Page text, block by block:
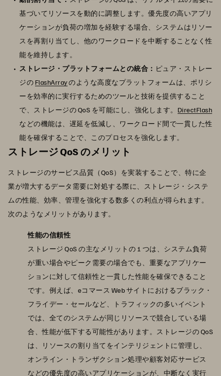
基づいてリソースを動的に調整します。優先度の高いアプリ
ケーションが負荷の増加を経験する場合、システムはリソー
スを再割り当てし、他のワークロードを中断することなく性
能を維持します。
ストレージ・プラットフォームとの統合： ピュア・ストレー
ジのFlashArrayのような高度なプラットフォームは、ポリシ
ーを効率的に実行するためのツールと技術を提供すること
で、ストレージの QoS を可能にし、強化します。 DirectFlash
などの機能は、遅延を低減し、ワークロード間で一貫した性
能を確保することで、このプロセスを強化します。
ストレージ QoS のメリット
ストレージのサービス品質（QoS）を実装することで、特に企
業が増大するデータ需要に対処する際に、ストレージ・システ
ムの性能、効率、管理を強化する数多くの利点が得られます。
次のようなメリットがあります。
性能の信頼性
ストレージ QoS の主なメリットの 1 つは、システム負荷
が重い場合やピーク需要の場合でも、重要なアプリケー
ションに対して信頼性と一貫した性能を確保できること
です。例えば、eコマース Web サイトにおけるブラック・
フライデー・セールなど、トラフィックの多いイベント
では、全てのシステムが同じリソースで競合している場
合、性能が低下する可能性があります。ストレージの QoS
は、リソースの割り当てをインテリジェントに管理し、
オンライン・トランザクション処理や顧客対応サービス
などの優先度の高いアプリケーションが、中断なく実行